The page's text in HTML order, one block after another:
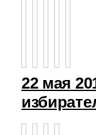
22 мая